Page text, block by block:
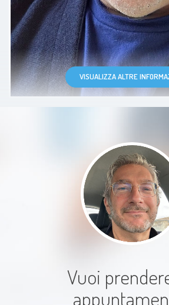
disponibilità e
Paziente
Eccellente in tutto
attento e preciso
ben preciso e
domanda le si chiede
Paziente
VISUALIZZA ALTRE
Vuoi